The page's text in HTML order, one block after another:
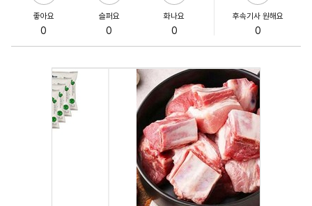
좋아요
0
슬퍼요
0
화나요
0
후속기사 원해요
0